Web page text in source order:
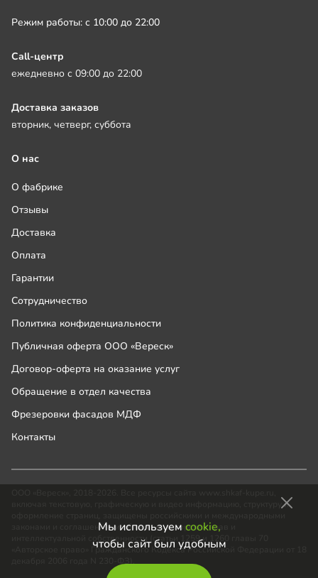
Мы используем cookie,
чтобы сайт был удобным
Режим работы: с 10:00 до 22:00
Call-центр
ежедневно с 09:00 до 22:00
Доставка заказов
вторник, четверг, суббота
О нас
О фабрике
Отзывы
Доставка
Оплата
Гарантии
Сотрудничество
Политика конфиденциальности
Публичная оферта ООО «Вереск»
Договор-оферта на оказание услуг
Обращение в отдел качества
Фрезеровки фасадов МДФ
Контакты
включая текстовую, графическую и видео информацию, структуру и
законами и соглашениями об охране авторских прав и
интеллектуальной собственности (статьи 1259 и 1260 главы 70
«Авторское право» Гражданского Кодекса Российской Федерации от 18